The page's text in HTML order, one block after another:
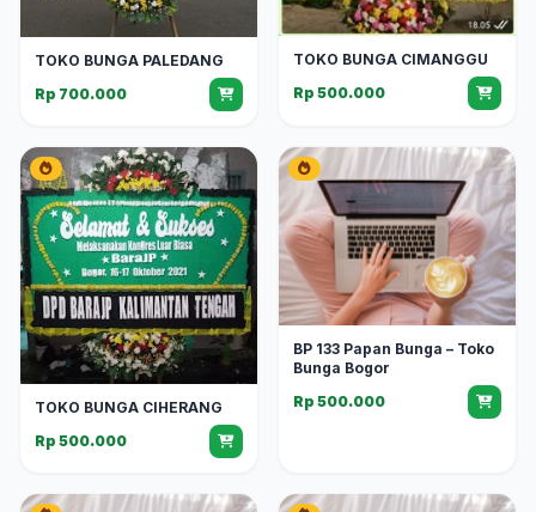
TOKO BUNGA PALEDANG
Rp 700.000
TOKO BUNGA CIMANGGU
Rp 500.000
TOKO BUNGA CIHERANG
Rp 500.000
BP 133 Papan Bunga – Toko
Bunga Bogor
Rp 500.000